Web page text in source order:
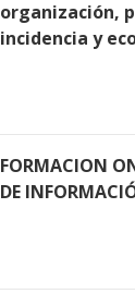
organización,
incidencia y
FORMACION
DE